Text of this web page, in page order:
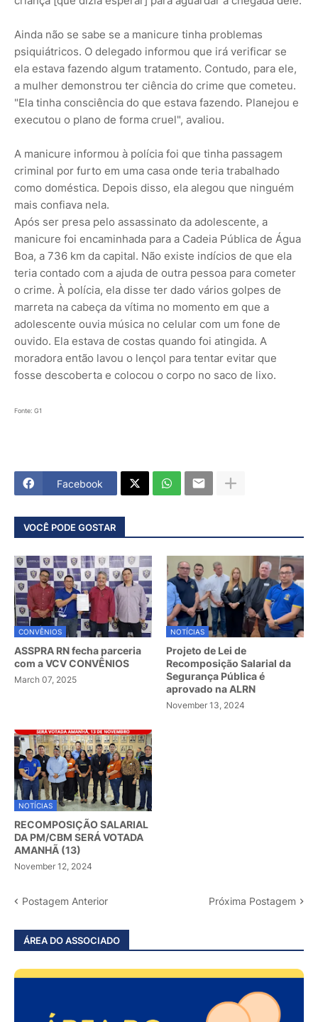
Ainda não se sabe se a manicure tinha problemas
psiquiátricos. O delegado informou que irá verificar se
ela estava fazendo algum tratamento. Contudo, para ele,
a mulher demonstrou ter ciência do crime que cometeu.
"Ela tinha consciência do que estava fazendo. Planejou e
executou o plano de forma cruel", avaliou.
A manicure informou à polícia foi que tinha passagem
criminal por furto em uma casa onde teria trabalhado
como doméstica. Depois disso, ela alegou que ninguém
mais confiava nela.
Após ser presa pelo assassinato da adolescente, a
manicure foi encaminhada para a Cadeia Pública de Água
Boa, a 736 km da capital. Não existe indícios de que ela
teria contado com a ajuda de outra pessoa para cometer
o crime. À polícia, ela disse ter dado vários golpes de
marreta na cabeça da vítima no momento em que a
adolescente ouvia música no celular com um fone de
ouvido. Ela estava de costas quando foi atingida. A
moradora então lavou o lençol para tentar evitar que
fosse descoberta e colocou o corpo no saco de lixo.
Fonte: G1
Facebook
VOCÊ PODE GOSTAR
CONVÊNIOS
ASSPRA RN fecha parceria
com a VCV CONVÊNIOS
March 07, 2025
NOTÍCIAS
Projeto de Lei de
Recomposição Salarial da
Segurança Pública é
aprovado na ALRN
November 13, 2024
NOTÍCIAS
RECOMPOSIÇÃO SALARIAL
DA PM/CBM SERÁ VOTADA
AMANHÃ (13)
November 12, 2024
Postagem Anterior Próxima Postagem
ÁREA DO ASSOCIADO